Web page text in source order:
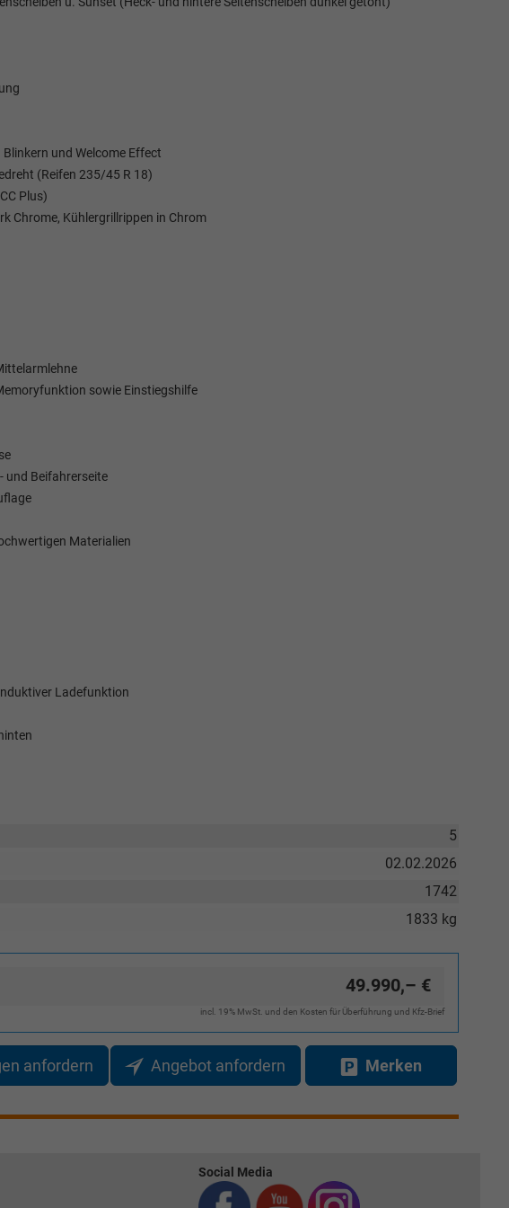
und Welcome Effect
(Reifen 235/45 R 18)
Plus)
Chrome, Kühlergrillrippen in Chrom
sowie Einstiegshilfe
und Beifahrerseite
Materialien
Ladefunktion
5
02.02.2026
1742
1833 kg
49.990,– €
incl. 19% MwSt. und den Kosten für Überführung und Kfz-Brief
anfordern Angebot anfordern Merken
car.de
Elvedin Calakovic
Social Media